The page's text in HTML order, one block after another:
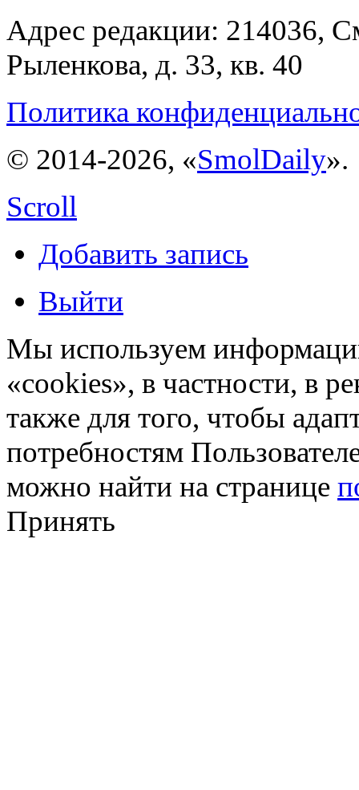
Адрес редакции: 214036,
Рыленкова, д. 33, кв. 40
Политика
© 2014-2026, «SmolDaily».
Scroll
Добавить запись
Выйти
Мы используем
«cookies», в частности, в
также для того, чтобы
потребностям
можно найти на странице
Принять